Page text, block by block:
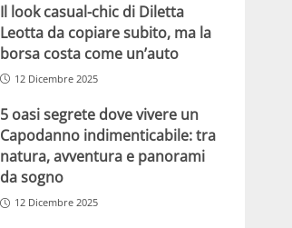
Il look casual-chic di Diletta
Leotta da copiare subito, ma la
borsa costa come un’auto
12 Dicembre 2025
5 oasi segrete dove vivere un
Capodanno indimenticabile: tra
natura, avventura e panorami
da sogno
12 Dicembre 2025